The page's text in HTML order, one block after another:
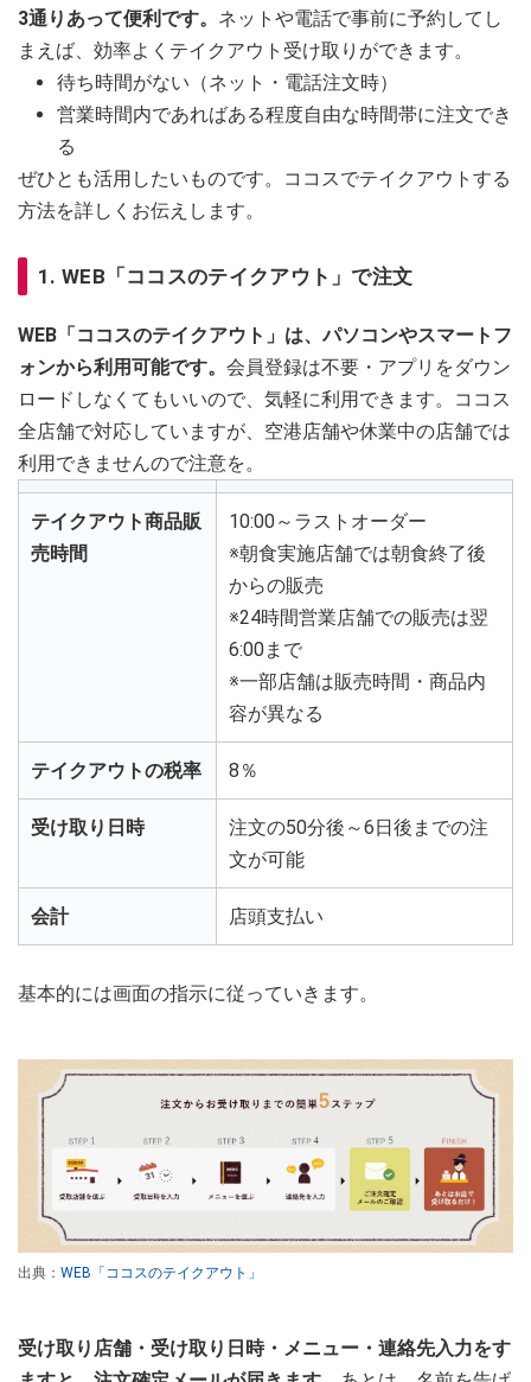
3通りあって便利です。 ネットや電話で事前に予約してし
まえば、効率よくテイクアウト受け取りができます。
待ち時間がない（ネット・電話注文時）
営業時間内であればある程度自由な時間帯に注文でき
る
ぜひとも活用したいものです。ココスでテイクアウトする
方法を詳しくお伝えします。
1. WEB「ココスのテイクアウト」で注文
WEB「ココスのテイクアウト」は、パソコンやスマートフ
ォンから利用可能です。 会員登録は不要・アプリをダウン
ロードしなくてもいいので、気軽に利用できます。ココス
全店舗で対応していますが、空港店舗や休業中の店舗では
利用できませんので注意を。
テイクアウト商品販
売時間
10:00～ラストオーダー
※朝食実施店舗では朝食終了後
からの販売
※24時間営業店舗での販売は翌
6:00まで
※一部店舗は販売時間・商品内
容が異なる
テイクアウトの税率 8％
受け取り日時
注文の50分後～6日後までの注
文が可能
会計 店頭支払い
基本的には画面の指示に従っていきます。
出典： WEB「ココスのテイクアウト」
受け取り店舗・受け取り日時・メニュー・連絡先入力をす